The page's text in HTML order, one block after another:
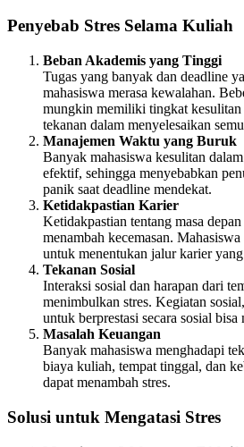
Penyebab Stres Selama Kuliah
Beban Akademis yang Tinggi
Tugas yang banyak dan deadline
mahasiswa merasa kewalahan.
mungkin memiliki tingkat kesulitan
tekanan dalam menyelesaikan
Manajemen Waktu yang Buruk
Banyak mahasiswa kesulitan
efektif, sehingga menyebabkan
panik saat deadline mendekat.
Ketidakpastian Karier
Ketidakpastian tentang masa
menambah kecemasan.
untuk menentukan jalur karier
Tekanan Sosial
Interaksi sosial dan harapan dari
menimbulkan stres. Kegiatan
untuk berprestasi secara sosial
Masalah Keuangan
Banyak mahasiswa menghadapi
biaya kuliah, tempat tinggal, dan
dapat menambah stres.
Solusi untuk Mengatasi Stres